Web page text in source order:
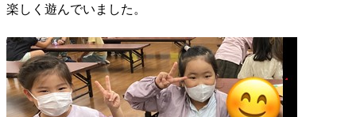
楽しく遊んでいました。